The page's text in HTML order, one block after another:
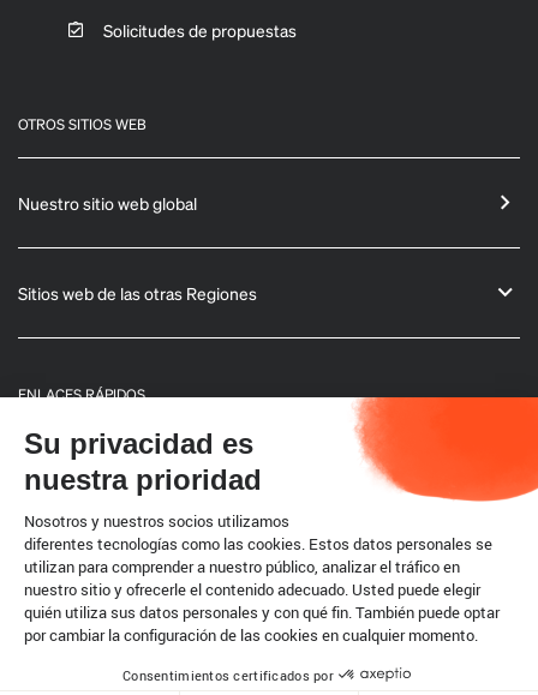
Solicitudes de propuestas
OTROS SITIOS WEB
Nuestro sitio web global
Sitios web de las otras Regiones
ENLACES RÁPIDOS
Informaciones generales
Boletín
Código terrestre
Cookies
Copyright @ World Organisation for Animal Health 2026
Su privacidad es
nuestra prioridad
Nosotros y nuestros socios utilizamos
diferentes tecnologías como las cookies. Estos datos personales se
utilizan para comprender a nuestro público, analizar el tráfico en
nuestro sitio y ofrecerle el contenido adecuado. Usted puede elegir
quién utiliza sus datos personales y con qué fin. También puede optar
por cambiar la configuración de las cookies en cualquier momento.
Consentimientos certificados por